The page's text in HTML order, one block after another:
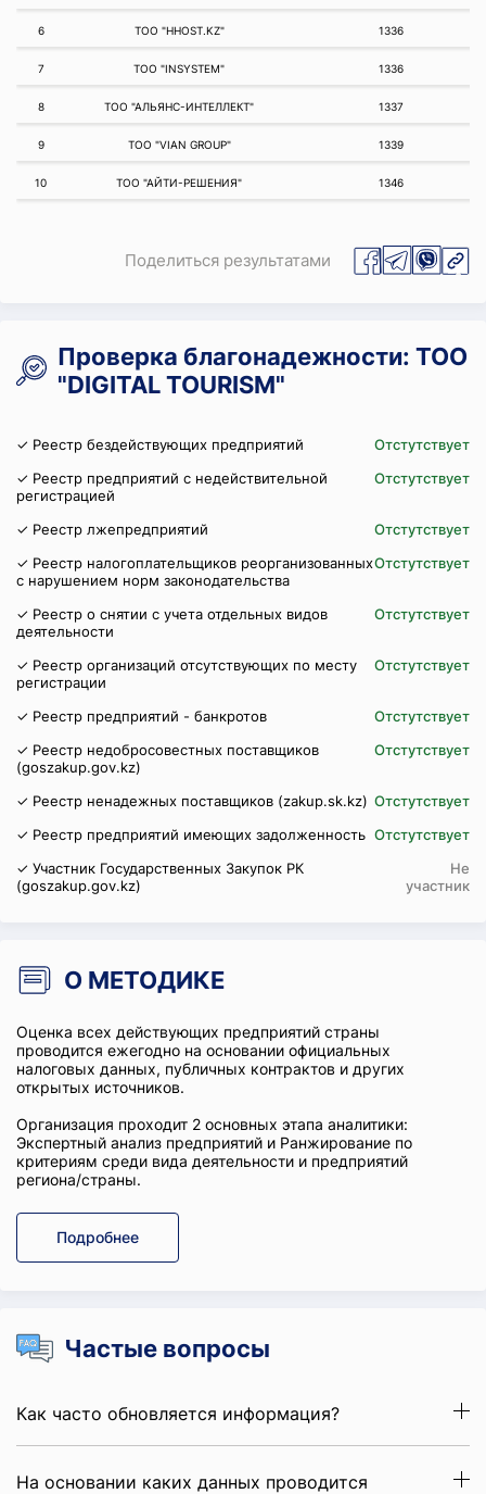
6 ТОО "HHOST.KZ" 1336
7 ТОО "INSYSTEM" 1336
8 ТОО "АЛЬЯНС-ИНТЕЛЛЕКТ" 1337
9 ТОО "VIAN GROUP" 1339
10 ТОО "АЙТИ-РЕШЕНИЯ" 1346
Поделиться результатами
Проверка благонадежности: ТОО
"DIGITAL TOURISM"
✓ Реестр бездействующих предприятий
Отстутствует
✓ Реестр предприятий с недействительной
регистрацией
Отстутствует
✓ Реестр лжепредприятий
Отстутствует
✓ Реестр налогоплательщиков реорганизованных
с нарушением норм законодательства
Отстутствует
✓ Реестр о снятии с учета отдельных видов
деятельности
Отстутствует
✓ Реестр организаций отсутствующих по месту
регистрации
Отстутствует
✓ Реестр предприятий - банкротов
Отстутствует
✓ Реестр недобросовестных поставщиков
(goszakup.gov.kz)
Отстутствует
✓ Реестр ненадежных поставщиков (zakup.sk.kz) Отстутствует
✓ Реестр предприятий имеющих задолженность Отстутствует
✓ Участник Государственных Закупок РК
(goszakup.gov.kz)
Не
участник
О МЕТОДИКЕ
Оценка всех действующих предприятий страны
проводится ежегодно на основании официальных
налоговых данных, публичных контрактов и других
открытых источников.
Организация проходит 2 основных этапа аналитики:
Экспертный анализ предприятий и Ранжирование по
критериям среди вида деятельности и предприятий
региона/страны.
Подробнее
Частые вопросы
Как часто обновляется информация?
На основании каких данных проводится